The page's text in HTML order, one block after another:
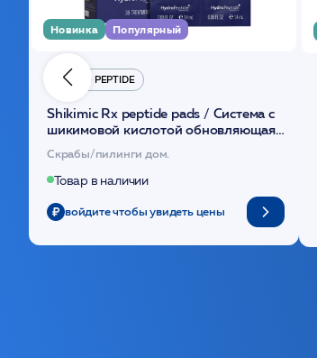
Новинка Популярный
HYDRO PEPTIDE
Shikimic Rx peptide pads / Cистема с
шикимовой кислотой обновляющая
(30шт) /HP
Скрабы/пилинги дом.
Товар в наличии
войдите чтобы увидеть цены